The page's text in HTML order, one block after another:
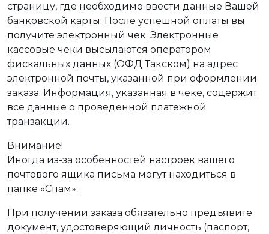
страницу, где необходимо ввести данные Вашей
банковской карты. После успешной оплаты вы
получите электронный чек. Электронные
кассовые чеки высылаются оператором
фискальных данных (ОФД Такском) на адрес
электронной почты, указанной при оформлении
заказа. Информация, указанная в чеке, содержит
все данные о проведенной платежной
транзакции.
Внимание!
Иногда из-за особенностей настроек вашего
почтового ящика письма могут находиться в
папке «Спам».
При получении заказа обязательно предъявите
документ, удостоверяющий личность (паспорт,